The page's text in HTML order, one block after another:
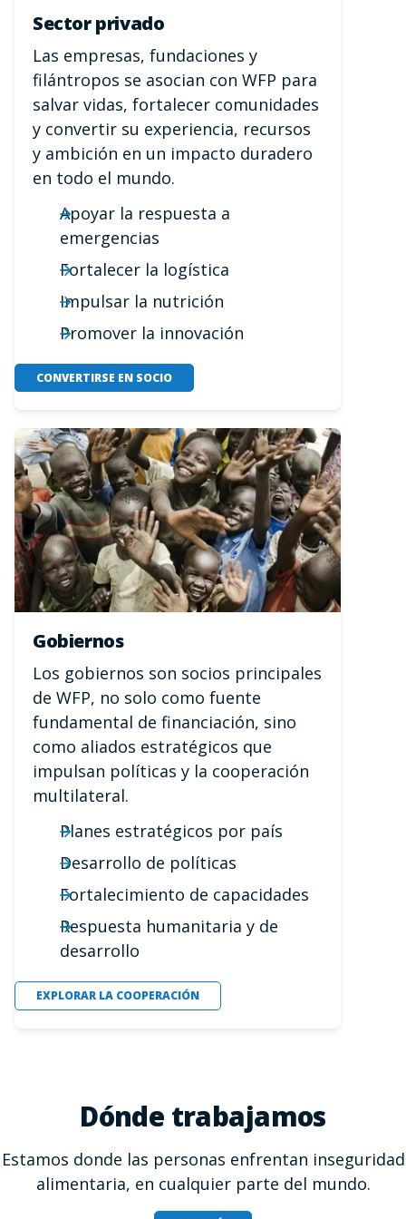
Sector privado
Las empresas, fundaciones y
filántropos se asocian con WFP para
salvar vidas, fortalecer comunidades
y convertir su experiencia, recursos
y ambición en un impacto duradero
en todo el mundo.
Apoyar la respuesta a
emergencias
Fortalecer la logística
Impulsar la nutrición
Promover la innovación
CONVERTIRSE EN SOCIO
Gobiernos
Los gobiernos son socios principales
de WFP, no solo como fuente
fundamental de financiación, sino
como aliados estratégicos que
impulsan políticas y la cooperación
multilateral.
Planes estratégicos por país
Desarrollo de políticas
Fortalecimiento de capacidades
Respuesta humanitaria y de
desarrollo
EXPLORAR LA COOPERACIÓN
Dónde trabajamos
Estamos donde las personas enfrentan inseguridad
alimentaria, en cualquier parte del mundo.